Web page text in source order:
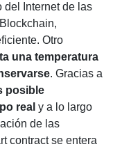
del Internet de las
Otro
una temperatura
. Gracias a
posible
real y a lo largo
de las
contract se entera